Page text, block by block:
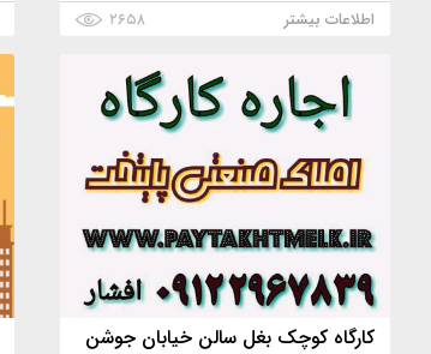
اطلاعات بیشتر ۲۶۵۸
کارگاه کوچک بغل سالن خیابان جوشن